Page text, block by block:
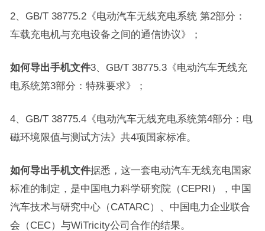
2、GB/T 38775.2《电动汽车无线充电系统 第2部分：
车载充电机与充电设备之间的通信协议》；
如何导出手机文件3、GB/T 38775.3《电动汽车无线充
电系统第3部分：特殊要求》；
4、GB/T 38775.4《电动汽车无线充电系统第4部分：电
磁环境限值与测试方法》共4项国家标准。
如何导出手机文件据悉，这一套电动汽车无线充电国家
标准的制定，是中国电力科学研究院（CEPRI），中国
汽车技术与研究中心（CATARC）、中国电力企业联合
会（CEC）与WiTricity公司合作的结果。